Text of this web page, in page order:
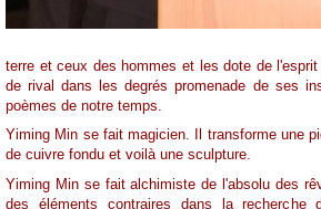
terre et ceux des hommes et les dote de
de rival dans les degrés promenade de ses
poèmes de notre temps.
Yiming Min se fait magicien. Il transforme une
de cuivre fondu et voilà une sculpture.
Yiming Min se fait alchimiste de l'absolu des
des éléments contraires dans la recherche